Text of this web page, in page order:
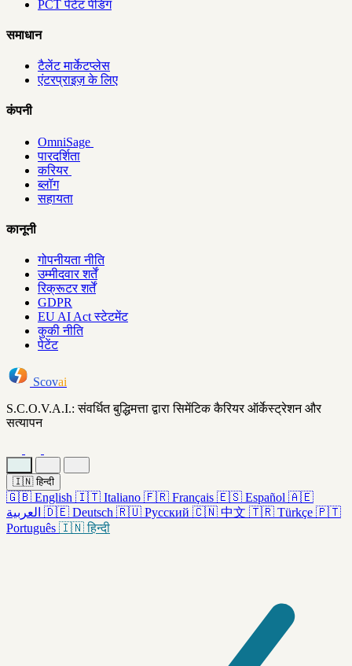
PCT पेटेंट पेंडिंग
समाधान
टैलेंट मार्केटप्लेस
एंटरप्राइज़ के लिए
कंपनी
OmniSage
पारदर्शिता
करियर
ब्लॉग
सहायता
कानूनी
गोपनीयता नीति
उम्मीदवार शर्तें
रिक्रूटर शर्तें
GDPR
EU AI Act स्टेटमेंट
कुकी नीति
पेटेंट
Scovai
S.C.O.V.A.I.: संवर्धित बुद्धिमत्ता द्वारा सिमेंटिक कैरियर ऑर्केस्ट्रेशन और
सत्यापन
🇮🇳 हिन्दी
🇬🇧 English 🇮🇹 Italiano 🇫🇷 Français 🇪🇸 Español 🇦🇪
العربية 🇩🇪 Deutsch 🇷🇺 Русский 🇨🇳 中文 🇹🇷 Türkçe 🇵🇹
Português 🇮🇳 हिन्दी